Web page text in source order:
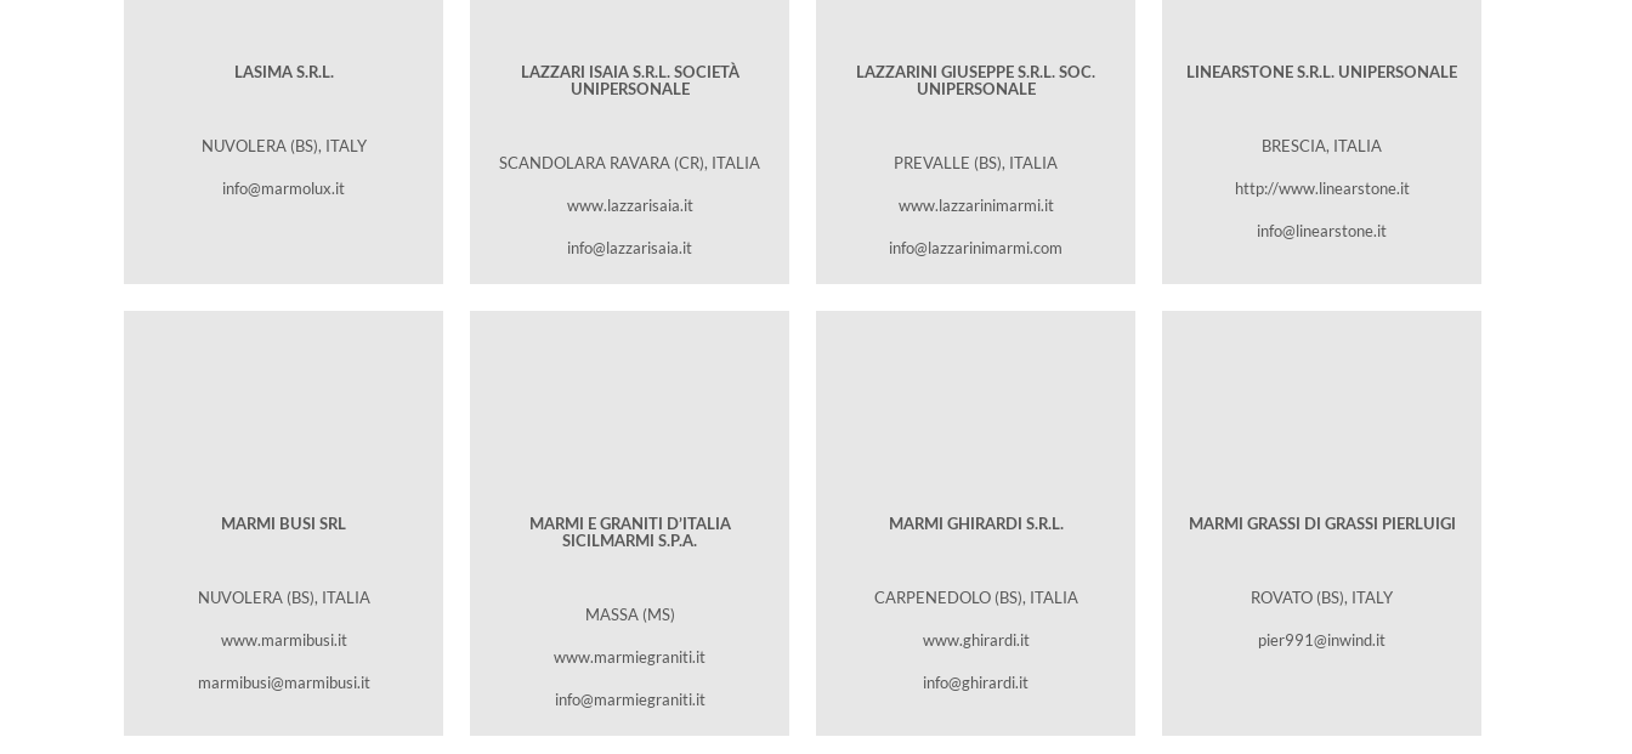
LASIMA S.R.L.
NUVOLERA (BS), ITALY
info@marmolux.it
LAZZARI ISAIA S.R.L. SOCIETÀ
UNIPERSONALE
SCANDOLARA RAVARA (CR), ITALIA
www.lazzarisaia.it
info@lazzarisaia.it
LAZZARINI GIUSEPPE S.R.L. SOC.
UNIPERSONALE
PREVALLE (BS), ITALIA
www.lazzarinimarmi.it
info@lazzarinimarmi.com
LINEARSTONE S.R.L. UNIPERSONALE
BRESCIA, ITALIA
http://www.linearstone.it
info@linearstone.it
MARMI BUSI SRL
NUVOLERA (BS), ITALIA
www.marmibusi.it
marmibusi@marmibusi.it
MARMI E GRANITI D’ITALIA
SICILMARMI S.P.A.
MASSA (MS)
www.marmiegraniti.it
info@marmiegraniti.it
MARMI GHIRARDI S.R.L.
CARPENEDOLO (BS), ITALIA
www.ghirardi.it
info@ghirardi.it
MARMI GRASSI DI GRASSI PIERLUIGI
ROVATO (BS), ITALY
pier991@inwind.it